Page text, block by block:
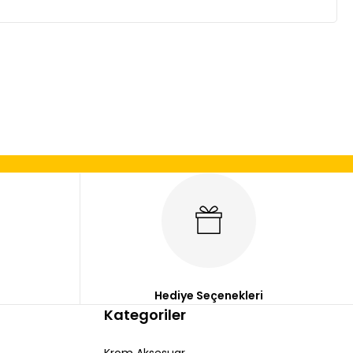
Hediye Seçenekleri
Kategoriler